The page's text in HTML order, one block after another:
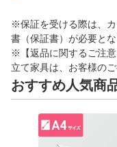
※保証を受ける際は、
書（保証書）が必要とな
※【返品に関するご注
立て家具は、お客様の
おすすめ人気商